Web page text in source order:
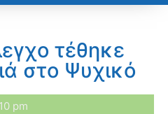
τέθηκε
στο Ψυχικό
pm